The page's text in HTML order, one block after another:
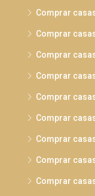
Comprar
Comprar
Comprar
Comprar
Comprar
Comprar
Comprar
Comprar
Comprar